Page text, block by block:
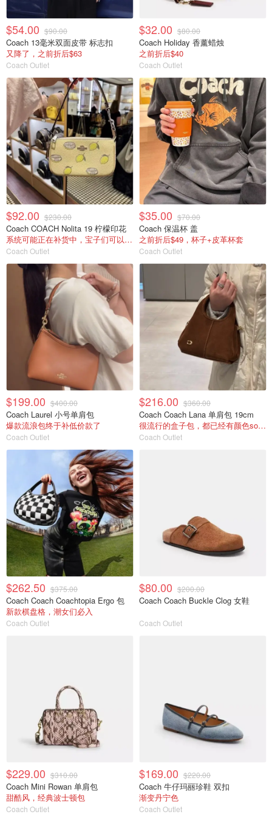
$54.00 $90.00
Coach 13毫米双面皮带 标志扣
又降了，之前折后$63
Coach Outlet
$32.00 $80.00
Coach Holiday 香薰蜡烛
之前折后$40
Coach Outlet
$92.00 $230.00
Coach COACH Nolita 19 柠檬印花
系统可能正在补货中，宝子们可以蹲补!
Coach Outlet
$35.00 $70.00
Coach 保温杯 盖
之前折后$49，杯子+皮革杯套
Coach Outlet
$199.00 $400.00
Coach Laurel 小号单肩包
爆款流浪包终于补低价款了
Coach Outlet
$216.00 $360.00
Coach Coach Lana 单肩包 19cm
很流行的盒子包，都已经有颜色sold out了
Coach Outlet
$262.50 $375.00
Coach Coach Coachtopia Ergo 包
新款棋盘格，潮女们必入
Coach Outlet
$80.00 $200.00
Coach Coach Buckle Clog 女鞋
Coach Outlet
$229.00 $310.00
Coach Mini Rowan 单肩包
甜酷风，经典波士顿包
Coach Outlet
$169.00 $220.00
Coach 牛仔玛丽珍鞋 双扣
渐变丹宁色
Coach Outlet